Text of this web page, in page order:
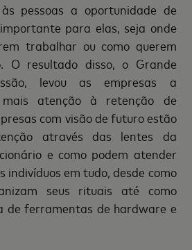
pessoas a oportunidade de
para elas, seja onde
trabalhar ou como querem
O resultado disso, o Grande
levou as empresas a
atenção à retenção de
com visão de futuro estão
através das lentes da
e como podem atender
indivíduos em tudo, desde como
seus rituais até como
de ferramentas de hardware e